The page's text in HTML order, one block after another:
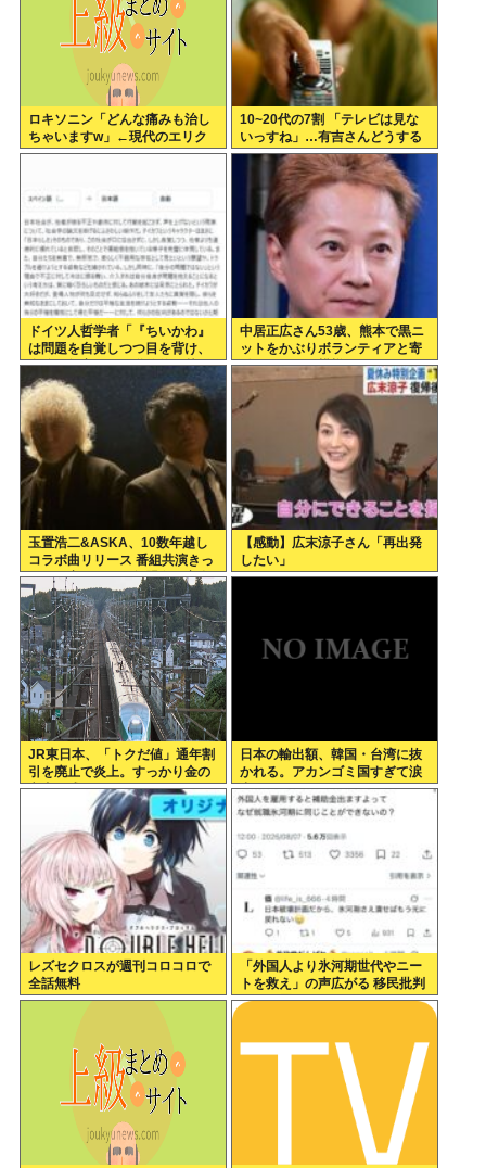
ロキソニン「どんな痛みも治し
ちゃいますw」←現代のエリク
サーやろ…
10~20代の7割 「テレビは見な
いっすね」…有吉さんどうする
のこれ
ドイツ人哲学者「『ちいかわ』
は問題を自覚しつつ目を背け、
自分は無害という道徳的優越
感、堕落する国家日本そのもの
だ」
中居正広さん53歳、熊本で黒ニ
ットをかぶりボランティアと寄
付をしている模様
玉置浩二&ASKA、10数年越し
コラボ曲リリース 番組共演きっ
かけで実現…同い年盟友の完全
合作
【感動】広末涼子さん「再出発
したい」
JR東日本、「トクだ値」通年割
引を廃止で炎上。すっかり金の
亡者と成り下がったな
日本の輸出額、韓国・台湾に抜
かれる。アカンゴミ国すぎて涙
出てきた…
レズセクロスが週刊コロコロで
全話無料
「外国人より氷河期世代やニー
トを救え」の声広がる 移民批判
してる層ってもしかして…